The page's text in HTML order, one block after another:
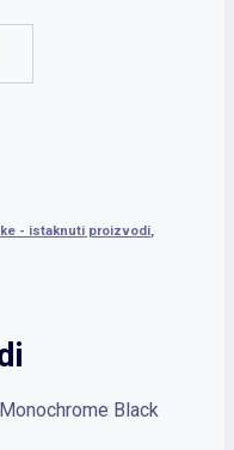
- istaknuti proizvodi,